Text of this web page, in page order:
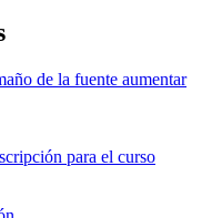
de la fuente aumentar
para el curso